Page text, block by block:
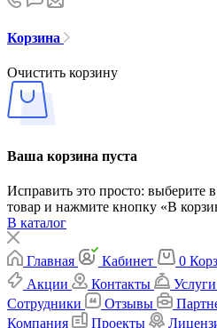
Корзина
Очистить корзину
Ваша корзина пуста
Исправить это просто: выберите
товар и нажмите кнопку «В
В каталог
Главная Кабинет 0
Акции
Контакты Услуги
Сотрудники
Отзывы
Компания
Проекты